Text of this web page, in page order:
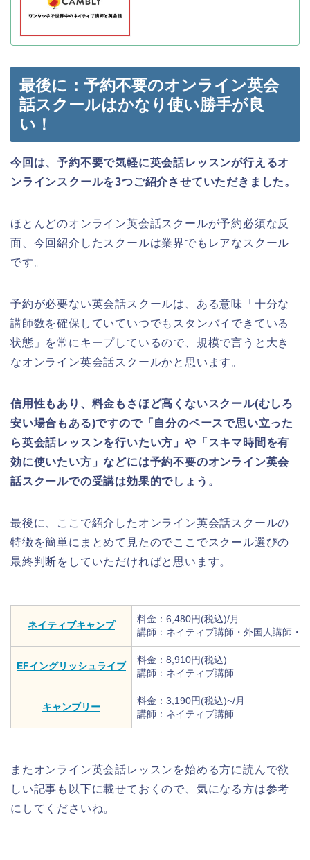
最後に：予約不要のオンライン英会
話スクールはかなり使い勝手が良
い！
今回は、予約不要で気軽に英会話レッスンが行えるオ
ンラインスクールを3つご紹介させていただきました。
ほとんどのオンライン英会話スクールが予約必須な反
面、今回紹介したスクールは業界でもレアなスクール
です。
予約が必要ない英会話スクールは、ある意味「十分な
講師数を確保していていつでもスタンバイできている
状態」を常にキープしているので、規模で言うと大き
なオンライン英会話スクールかと思います。
信用性もあり、料金もさほど高くないスクール(むしろ
安い場合もある)ですので「自分のペースで思い立った
ら英会話レッスンを行いたい方」や「スキマ時間を有
効に使いたい方」などには予約不要のオンライン英会
話スクールでの受講は効果的でしょう。
最後に、ここで紹介したオンライン英会話スクールの
特徴を簡単にまとめて見たのでここでスクール選びの
最終判断をしていただければと思います。
ネイティブキャンプ
料金：6,480円(税込)/月
講師：ネイティブ講師・外国人講師・
EFイングリッシュライブ
料金：8,910円(税込)
講師：ネイティブ講師
キャンブリー
料金：3,190円(税込)~/月
講師：ネイティブ講師
またオンライン英会話レッスンを始める方に読んで欲
しい記事も以下に載せておくので、気になる方は参考
にしてくださいね。